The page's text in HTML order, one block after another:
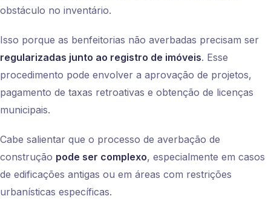
obstáculo no inventário.
Isso porque as benfeitorias não averbadas precisam ser
regularizadas junto ao registro de imóveis. Esse
procedimento pode envolver a aprovação de projetos,
pagamento de taxas retroativas e obtenção de licenças
municipais.
Cabe salientar que o processo de averbação de
construção pode ser complexo, especialmente em casos
de edificações antigas ou em áreas com restrições
urbanísticas específicas.